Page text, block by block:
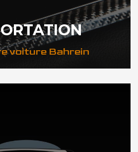
voiture Bahrein
IMPORTATION AUTO au Bahrein